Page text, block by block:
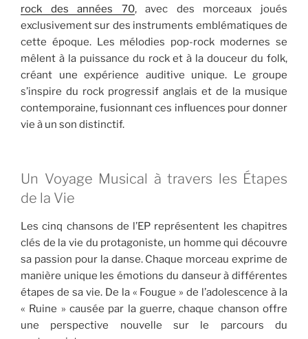
rock des années 70, avec des morceaux joués
exclusivement sur des instruments emblématiques de
cette époque. Les mélodies pop-rock modernes se
mêlent à la puissance du rock et à la douceur du folk,
créant une expérience auditive unique. Le groupe
s’inspire du rock progressif anglais et de la musique
contemporaine, fusionnant ces influences pour donner
vie à un son distinctif.
Un Voyage Musical à travers les Étapes
de la Vie
Les cinq chansons de l’EP représentent les chapitres
clés de la vie du protagoniste, un homme qui découvre
sa passion pour la danse. Chaque morceau exprime de
manière unique les émotions du danseur à différentes
étapes de sa vie. De la « Fougue » de l’adolescence à la
« Ruine » causée par la guerre, chaque chanson offre
une perspective nouvelle sur le parcours du